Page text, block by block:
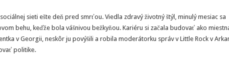
sieti ešte deň pred smrťou. Viedla zdravý životný štýl, minulý mesiac sa
behu, keďže bola vášnivou bežkyňou. Kariéru si začala budovať ako
v Georgii, neskôr ju povýšili a robila moderátorku správ v Little Rock v
politike.